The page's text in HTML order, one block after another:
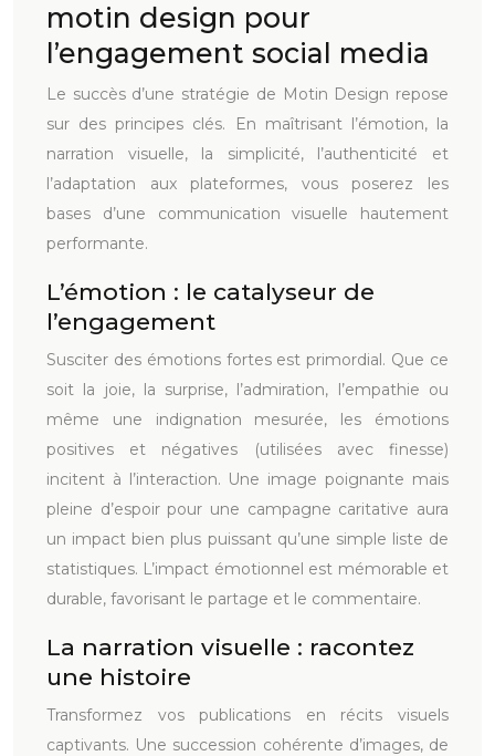
motin design pour
l’engagement social media
Le succès d’une stratégie de Motin Design repose
sur des principes clés. En maîtrisant l’émotion, la
narration visuelle, la simplicité, l’authenticité et
l’adaptation aux plateformes, vous poserez les
bases d’une communication visuelle hautement
performante.
L’émotion : le catalyseur de
l’engagement
Susciter des émotions fortes est primordial. Que ce
soit la joie, la surprise, l’admiration, l’empathie ou
même une indignation mesurée, les émotions
positives et négatives (utilisées avec finesse)
incitent à l’interaction. Une image poignante mais
pleine d’espoir pour une campagne caritative aura
un impact bien plus puissant qu’une simple liste de
statistiques. L’impact émotionnel est mémorable et
durable, favorisant le partage et le commentaire.
La narration visuelle : racontez
une histoire
Transformez vos publications en récits visuels
captivants. Une succession cohérente d’images, de